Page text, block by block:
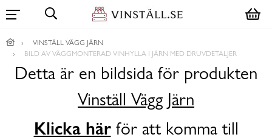
VINSTÄLL VÄGG JÄRN
BILD AV VÄGGMONTERAD VINHYLLA I JÄRN MED DRUVDETALJER
Detta är en bildsida för produkten
Vinställ Vägg Järn
Klicka härför att komma till